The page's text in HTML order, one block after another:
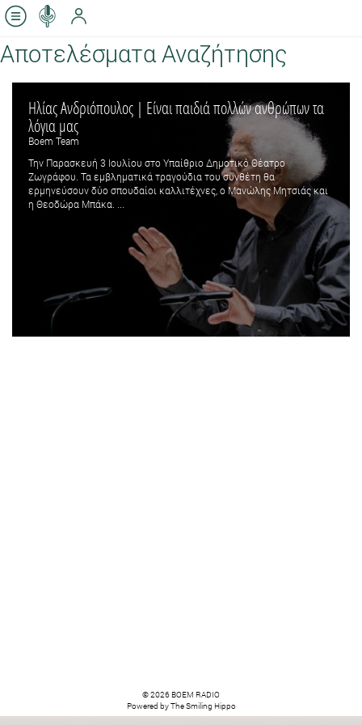
Αποτελέσματα Αναζήτησης
Ηλίας Ανδριόπουλος | Είναι παιδιά πολλών ανθρώπων τα
λόγια μας
Boem Team
Την Παρασκευή 3 Ιουλίου στο Υπαίθριο Δημοτικό Θέατρο
Ζωγράφου. Τα εμβληματικά τραγούδια του συνθέτη θα
ερμηνεύσουν δύο σπουδαίοι καλλιτέχνες, ο Μανώλης Μητσιάς και
η Θεοδώρα Μπάκα. ...
© 2026 BOEM RADIO
Powered byThe Smiling Hippo